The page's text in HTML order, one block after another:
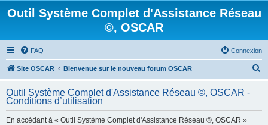
Outil Système Complet d'Assistance Réseau
©, OSCAR
FAQ Connexion
Site OSCAR Bienvenue sur le nouveau forum OSCAR
h
Outil Système Complet d'Assistance Réseau ©, OSCAR -
Conditions d’utilisation
En accédant à « Outil Système Complet d'Assistance Réseau ©, OSCAR »